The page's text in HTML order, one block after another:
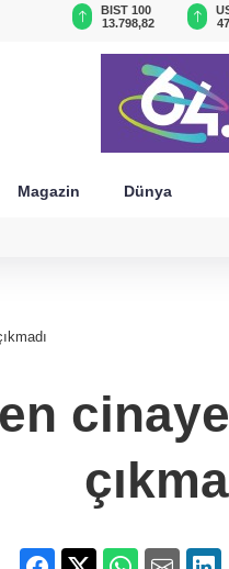
BIST 100
13.798,82
Magazin Dünya